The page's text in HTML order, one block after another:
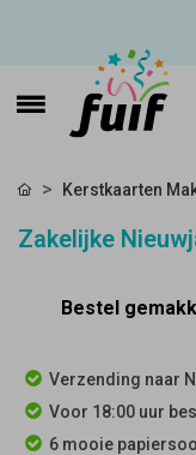
Kerstkaarten
Zakelijke
Bestel
Verzending naar
Voor 18:00 uur
6 mooie